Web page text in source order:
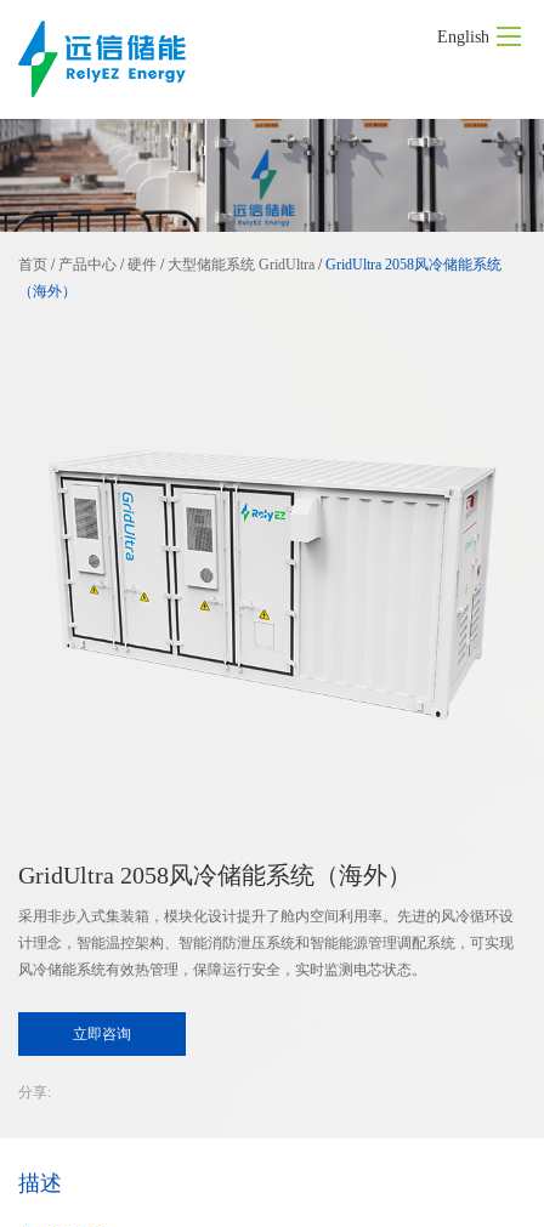
首页
产品中心
解决方案
新闻动态
English
首页 / 产品中心 / 硬件 / 大型储能系统 GridUltra / GridUltra 2058风冷储能系统
（海外）
GridUltra 2058风冷储能系统（海外）
采用非步入式集装箱，模块化设计提升了舱内空间利用率。先进的风冷循环设
计理念，智能温控架构、智能消防泄压系统和智能能源管理调配系统，可实现
风冷储能系统有效热管理，保障运行安全，实时监测电芯状态。
立即咨询
分享:
描述